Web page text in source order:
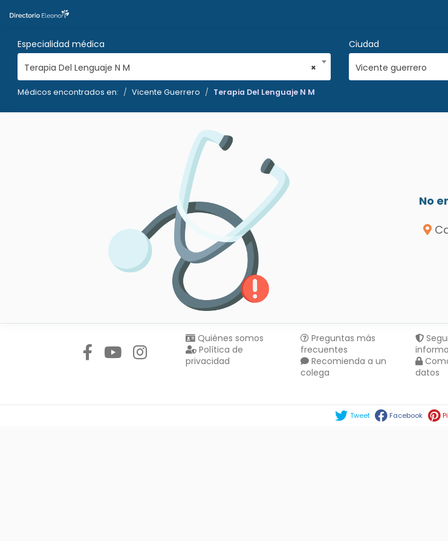
Especialidad médica
×
Terapia Del Lenguaje N M
Ciudad
Vicente guerrero
Médicos encontrados en: Vicente Guerrero Terapia Del Lenguaje N M
No
Quiénes somos
Política de
privacidad
Preguntas más
frecuentes
Recomienda a un
colega
datos
Tweet Facebook